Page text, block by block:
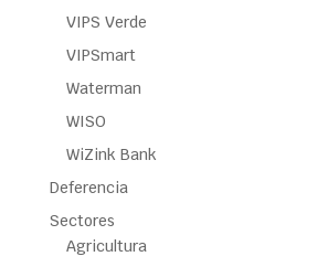
VIPS Verde
VIPSmart
Waterman
WISO
WiZink Bank
Deferencia
Sectores
Agricultura